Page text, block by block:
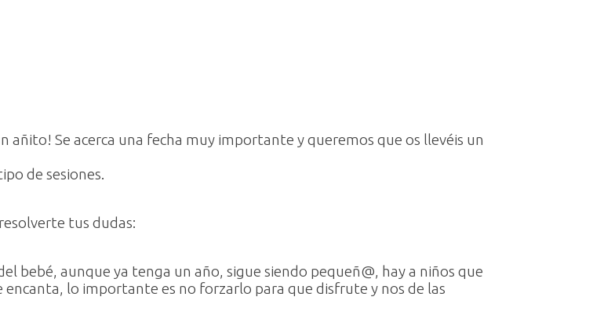
añito! Se acerca una fecha muy importante y queremos que os llevéis un
de sesiones.
tus dudas:
bebé, aunque ya tenga un año, sigue siendo pequeñ@, hay a niños que
lo importante es no forzarlo para que disfrute y nos de las